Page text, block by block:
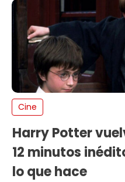
Cine
Harry Potter
12 minutos
lo que hace